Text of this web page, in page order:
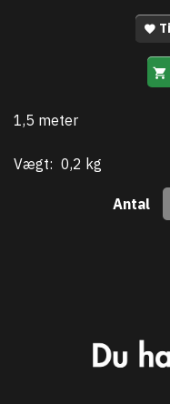
1,5 meter
Vægt: 0,2 kg
Antal